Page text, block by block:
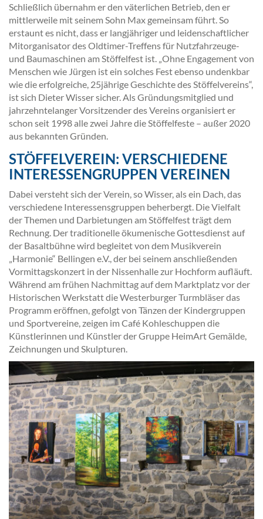
Schließlich übernahm er den väterlichen Betrieb, den er
mittlerweile mit seinem Sohn Max gemeinsam führt. So
erstaunt es nicht, dass er langjähriger und leidenschaftlicher
Mitorganisator des Oldtimer-Treffens für Nutzfahrzeuge-
und Baumaschinen am Stöffelfest ist. „Ohne Engagement von
Menschen wie Jürgen ist ein solches Fest ebenso undenkbar
wie die erfolgreiche, 25jährige Geschichte des Stöffelvereins“,
ist sich Dieter Wisser sicher. Als Gründungsmitglied und
jahrzehntelanger Vorsitzender des Vereins organisiert er
schon seit 1998 alle zwei Jahre die Stöffelfeste – außer 2020
aus bekannten Gründen.
STÖFFELVEREIN: VERSCHIEDENE
INTERESSENGRUPPEN VEREINEN
Dabei versteht sich der Verein, so Wisser, als ein Dach, das
verschiedene Interessensgruppen beherbergt. Die Vielfalt
der Themen und Darbietungen am Stöffelfest trägt dem
Rechnung. Der traditionelle ökumenische Gottesdienst auf
der Basaltbühne wird begleitet von dem Musikverein
„Harmonie“ Bellingen e.V., der bei seinem anschließenden
Vormittagskonzert in der Nissenhalle zur Hochform aufläuft.
Während am frühen Nachmittag auf dem Marktplatz vor der
Historischen Werkstatt die Westerburger Turmbläser das
Programm eröffnen, gefolgt von Tänzen der Kindergruppen
und Sportvereine, zeigen im Café Kohleschuppen die
Künstlerinnen und Künstler der Gruppe HeimArt Gemälde,
Zeichnungen und Skulpturen.